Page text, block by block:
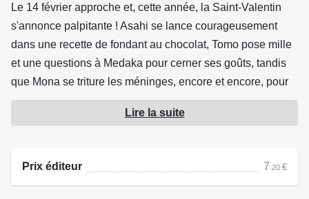
Le 14 février approche et, cette année, la Saint-Valentin
s'annonce palpitante ! Asahi se lance courageusement
dans une recette de fondant au chocolat, Tomo pose mille
et une questions à Medaka pour cerner ses goûts, tandis
que Mona se triture les méninges, encore et encore, pour
trouver la façon idéale d'offrir ses chocolats. Et Medaka lui-
même n'est pas en reste ! Lui aussi découvre la douce
Source : Pika Édition
Lire la suite
Prix éditeur 7 .20 €